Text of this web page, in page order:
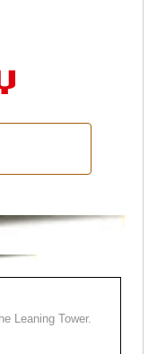
Leaning Tower.